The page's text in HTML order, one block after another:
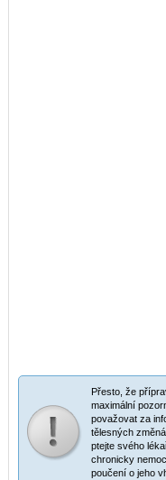
Přesto, že
maximální
považovat za
tělesných
ptejte svého
chronicky
poučení o jeho